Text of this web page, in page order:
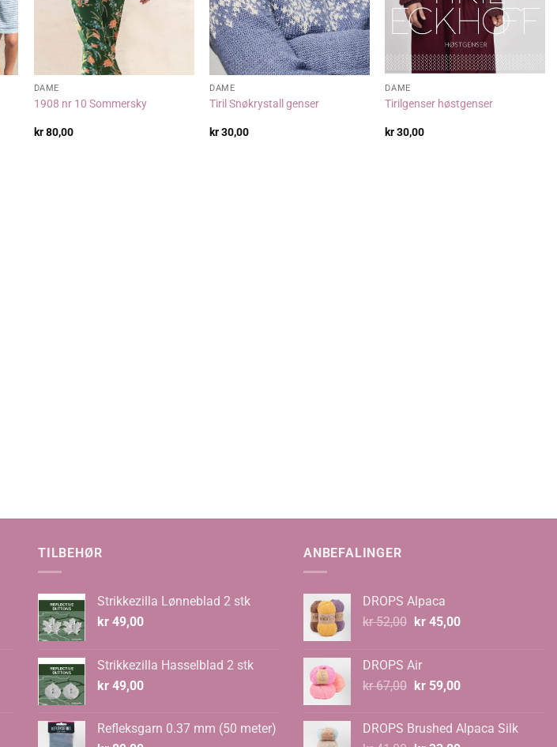
DAME
1908 nr 10 Sommersky
kr80,00
DAME
Tiril Snøkrystall genser
kr30,00
DAME
Tirilgenser høstgenser
kr30,00
TILBEHØR
Strikkezilla Lønneblad 2 stk
kr 49,00
Strikkezilla Hasselblad 2 stk
kr 49,00
Refleksgarn 0.37 mm (50 meter)
ANBEFALINGER
DROPS Alpaca
kr52,00 Opprinnelig
kr 52,00.
kr45,00Nåværende
DROPS Air
kr67,00 Opprinnelig
kr 67,00.
kr59,00Nåværende
kr 59,00.
DROPS Brushed Alpaca Silk